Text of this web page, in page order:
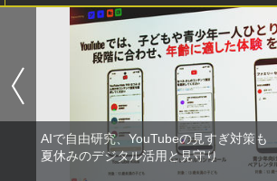
AIで自由研究、YouTubeの見すぎ対策も
夏休みのデジタル活用と見守り